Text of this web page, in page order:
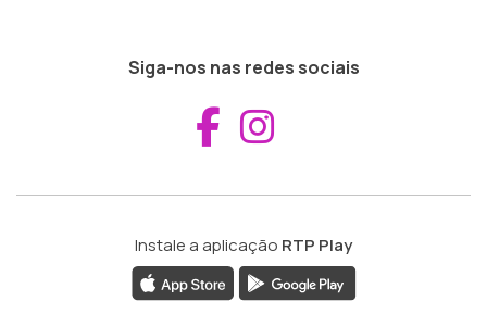
Siga-nos nas redes sociais
Aceder ao
Instale a aplicação RTP Play